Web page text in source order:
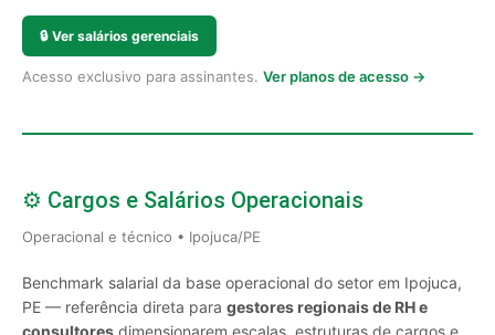
🔒 Ver salários gerenciais
Acesso exclusivo para assinantes. Ver planos de acesso →
⚙️ Cargos e Salários Operacionais
Operacional e técnico • Ipojuca/PE
Benchmark salarial da base operacional do setor em Ipojuca,
PE — referência direta para gestores regionais de RH e
consultores dimensionarem escalas, estruturas de cargos e